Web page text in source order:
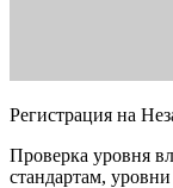
Регистрация на
Проверка уровня
стандартам,